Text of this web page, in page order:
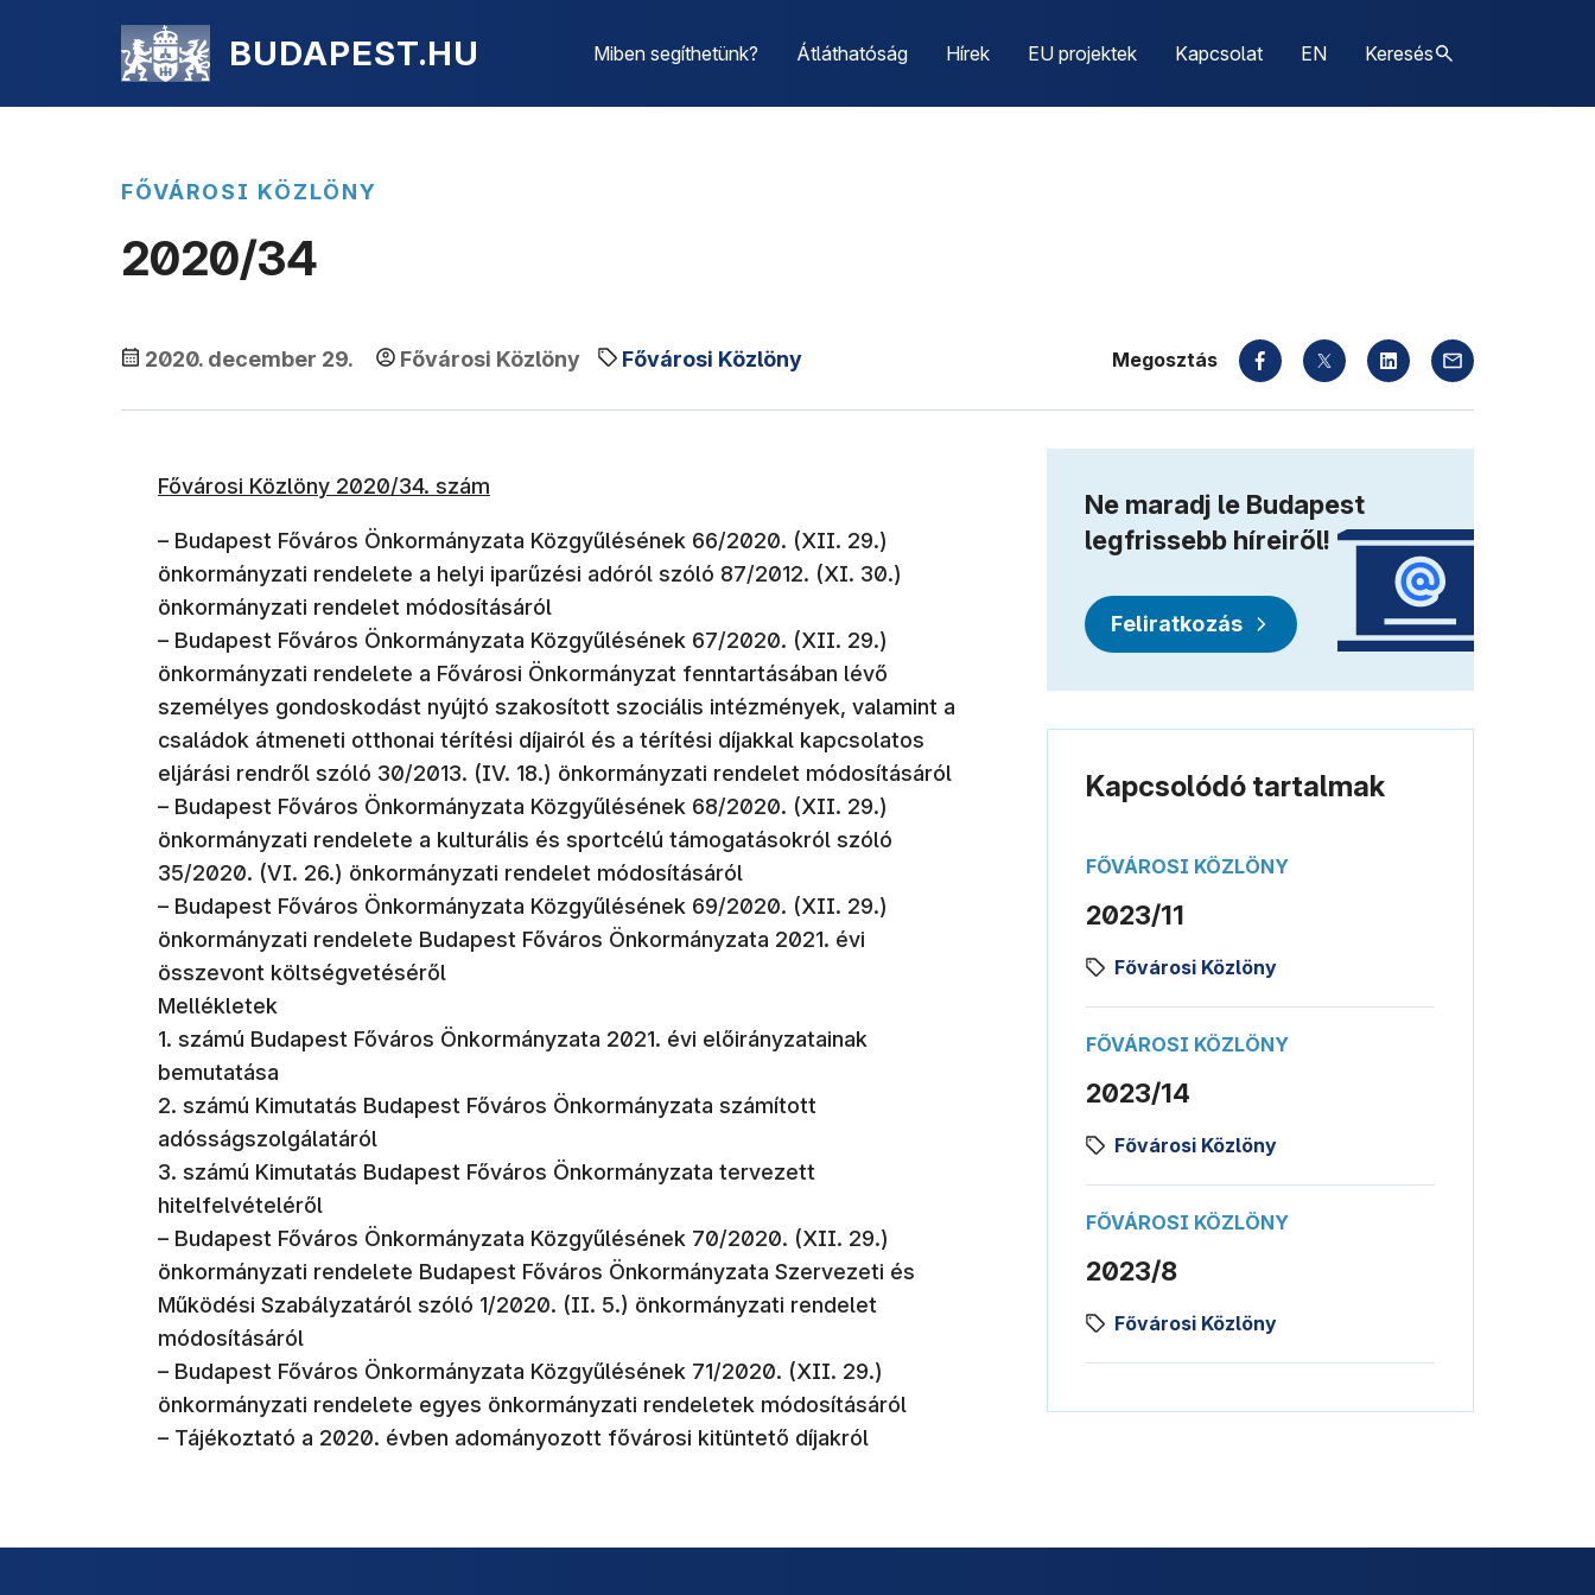
BUDAPEST.HU Miben segíthetünk? Átláthatóság Hírek EU projektek Kapcsolat EN Keresés
FŐVÁROSI KÖZLÖNY
2020/34
2020. december 29. Fővárosi Közlöny Fővárosi Közlöny Megosztás
Fővárosi Közlöny 2020/34. szám
– Budapest Főváros Önkormányzata Közgyűlésének 66/2020. (XII. 29.)
önkormányzati rendelete a helyi iparűzési adóról szóló 87/2012. (XI. 30.)
önkormányzati rendelet módosításáról
– Budapest Főváros Önkormányzata Közgyűlésének 67/2020. (XII. 29.)
önkormányzati rendelete a Fővárosi Önkormányzat fenntartásában lévő
személyes gondoskodást nyújtó szakosított szociális intézmények, valamint a
családok átmeneti otthonai térítési díjairól és a térítési díjakkal kapcsolatos
eljárási rendről szóló 30/2013. (IV. 18.) önkormányzati rendelet módosításáról
– Budapest Főváros Önkormányzata Közgyűlésének 68/2020. (XII. 29.)
önkormányzati rendelete a kulturális és sportcélú támogatásokról szóló
35/2020. (VI. 26.) önkormányzati rendelet módosításáról
– Budapest Főváros Önkormányzata Közgyűlésének 69/2020. (XII. 29.)
önkormányzati rendelete Budapest Főváros Önkormányzata 2021. évi
összevont költségvetéséről
Mellékletek
1. számú Budapest Főváros Önkormányzata 2021. évi előirányzatainak
bemutatása
2. számú Kimutatás Budapest Főváros Önkormányzata számított
adósságszolgálatáról
3. számú Kimutatás Budapest Főváros Önkormányzata tervezett
hitelfelvételéről
– Budapest Főváros Önkormányzata Közgyűlésének 70/2020. (XII. 29.)
önkormányzati rendelete Budapest Főváros Önkormányzata Szervezeti és
Működési Szabályzatáról szóló 1/2020. (II. 5.) önkormányzati rendelet
módosításáról
– Budapest Főváros Önkormányzata Közgyűlésének 71/2020. (XII. 29.)
önkormányzati rendelete egyes önkormányzati rendeletek módosításáról
– Tájékoztató a 2020. évben adományozott fővárosi kitüntető díjakról
Ne maradj le Budapest
legfrissebb híreiről!
Feliratkozás
Kapcsolódó tartalmak
FŐVÁROSI KÖZLÖNY
2023/11
Fővárosi Közlöny
FŐVÁROSI KÖZLÖNY
2023/14
Fővárosi Közlöny
FŐVÁROSI KÖZLÖNY
2023/8
Fővárosi Közlöny